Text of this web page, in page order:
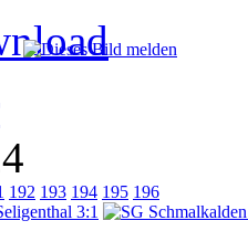
192 193 194 195 196